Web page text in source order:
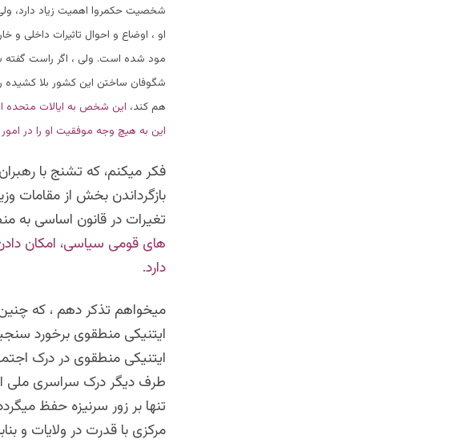
شخصیت حکمروا اهمیت زیاد دارد،
او ، اوضاع و احوال تاثیرات داخلی و
مود شده است. ولی ، اگر راست گفته
شگوفان ساختن این کشور بلا کشیده
هم کند، این شخص به ایالات متحده
این به هیچ وجه موفقیت او را در
فکر میکنم، که تشنج با
بازگرداندن بخش از مقامات
تغیرات در قانون اساسی به
های قومی سیاسی، امکان
دارد.
میخواهم تذکر دهم ، که
ایتنیکی منطقوی برخورد
ایتنیکی منطقوی در درک
طرف دیگر درک سراسری ملی
تنها بر زور سرنیزه حفظ
مرکزی با قدرت در ولایات و